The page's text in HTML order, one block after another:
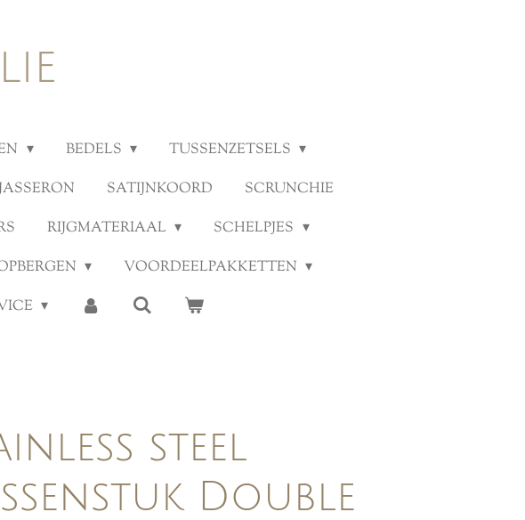
BEDELS
TUSSENZETSELS
SATIJNKOORD
SCRUNCHIE
RIJGMATERIAAL
SCHELPJES
VOORDEELPAKKETTEN
steel
Double